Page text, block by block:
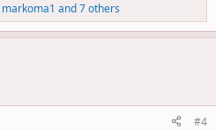
markoma1 and 7 others
#4